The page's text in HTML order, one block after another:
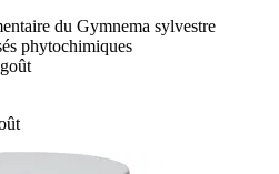
du Gymnema sylvestre
phytochimiques